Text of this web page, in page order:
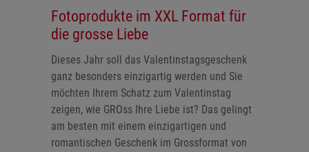
Fotoprodukte im XXL Format für
die grosse Liebe
Dieses Jahr soll das Valentinstagsgeschenk
ganz besonders einzigartig werden und Sie
möchten Ihrem Schatz zum Valentinstag
zeigen, wie GROss Ihre Liebe ist? Das gelingt
am besten mit einem einzigartigen und
romantischen Geschenk im Grossformat von